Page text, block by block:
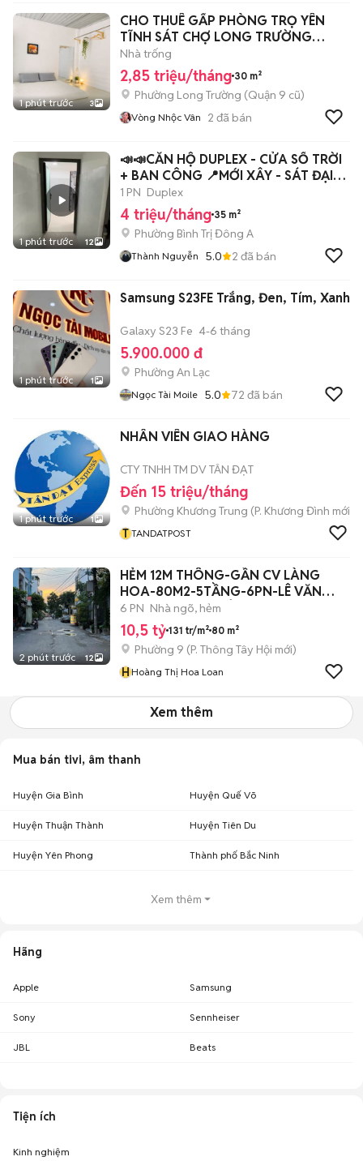
1 phút trước 3
CHO THUÊ GẤP PHÒNG TRỌ YÊN
TĨNH SÁT CHỢ LONG TRƯỜNG
đường số S 6
Nhà trống
2,85 triệu/tháng 30 m²
Phường Long Trường (Quận 9 cũ)
Vòng Nhộc Vân 2 đã bán
1 phút trước 12
📣📣CĂN HỘ DUPLEX - CỬA SỔ TRỜI
+ BAN CÔNG 📍MỚI XÂY - SÁT ĐẠI
HỌC VHU
1 PN Duplex
4 triệu/tháng 35 m²
Phường Bình Trị Đông A
Thành Nguyễn 5.0 2 đã bán
1 phút trước 1
Samsung S23FE Trắng, Đen, Tím, Xanh
Galaxy S23 Fe 4-6 tháng
5.900.000 đ
Phường An Lạc
Ngọc Tài Moile 5.0 72 đã bán
1 phút trước 1
NHÂN VIÊN GIAO HÀNG
CTY TNHH TM DV TÂN ĐẠT
Đến 15 triệu/tháng
Phường Khương Trung (P. Khương Đình mới)
T TANDATPOST
2 phút trước 12
HẺM 12M THÔNG-GẦN CV LÀNG
HOA-80M2-5TẦNG-6PN-LÊ VĂN
THỌ P9 GV-10,5TỶTL
6 PN Nhà ngõ, hẻm
10,5 tỷ 131 tr/m² 80 m²
Phường 9 (P. Thông Tây Hội mới)
HHoàng Thị Hoa Loan
Xem thêm
Mua bán tivi, âm thanh
Huyện Gia Bình Huyện Quế Võ
Huyện Thuận Thành Huyện Tiên Du
Huyện Yên Phong Thành phố Bắc Ninh
Xem thêm
Hãng
Apple Samsung
Sony Sennheiser
JBL Beats
Tiện ích
Kinh nghiệm